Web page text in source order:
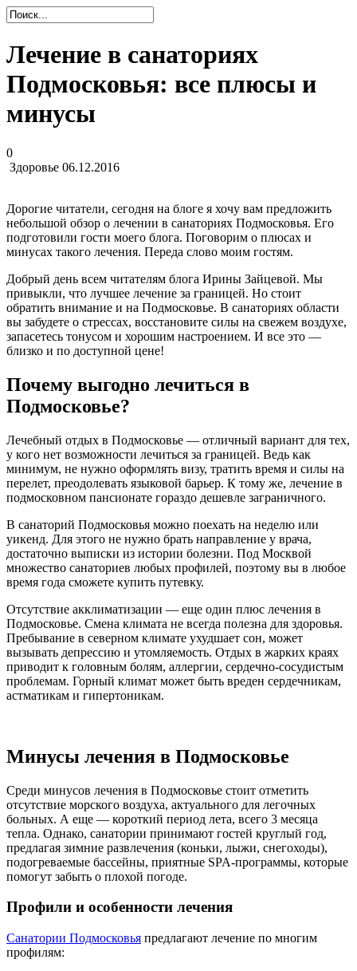
Лечение в санаториях
Подмосковья: все плюсы и
минусы
0
Здоровье 06.12.2016
Дорогие читатели, сегодня на блоге я хочу вам предложить
небольшой обзор о лечении в санаториях Подмосковья. Его
подготовили гости моего блога. Поговорим о плюсах и
минусах такого лечения. Переда слово моим гостям.
Добрый день всем читателям блога Ирины Зайцевой. Мы
привыкли, что лучшее лечение за границей. Но стоит
обратить внимание и на Подмосковье. В санаториях области
вы забудете о стрессах, восстановите силы на свежем воздухе,
запасетесь тонусом и хорошим настроением. И все это —
близко и по доступной цене!
Почему выгодно лечиться в
Подмосковье?
Лечебный отдых в Подмосковье — отличный вариант для тех,
у кого нет возможности лечиться за границей. Ведь как
минимум, не нужно оформлять визу, тратить время и силы на
перелет, преодолевать языковой барьер. К тому же, лечение в
подмосковном пансионате гораздо дешевле заграничного.
В санаторий Подмосковья можно поехать на неделю или
уикенд. Для этого не нужно брать направление у врача,
достаточно выписки из истории болезни. Под Москвой
множество санаториев любых профилей, поэтому вы в любое
время года сможете купить путевку.
Отсутствие акклиматизации — еще один плюс лечения в
Подмосковье. Смена климата не всегда полезна для здоровья.
Пребывание в северном климате ухудшает сон, может
вызывать депрессию и утомляемость. Отдых в жарких краях
приводит к головным болям, аллергии, сердечно-сосудистым
проблемам. Горный климат может быть вреден сердечникам,
астматикам и гипертоникам.
Минусы лечения в Подмосковье
Среди минусов лечения в Подмосковье стоит отметить
отсутствие морского воздуха, актуального для легочных
больных. А еще — короткий период лета, всего 3 месяца
тепла. Однако, санатории принимают гостей круглый год,
предлагая зимние развлечения (коньки, лыжи, снегоходы),
подогреваемые бассейны, приятные SPA-программы, которые
помогут забыть о плохой погоде.
Профили и особенности лечения
Санатории Подмосковья предлагают лечение по многим
профилям: